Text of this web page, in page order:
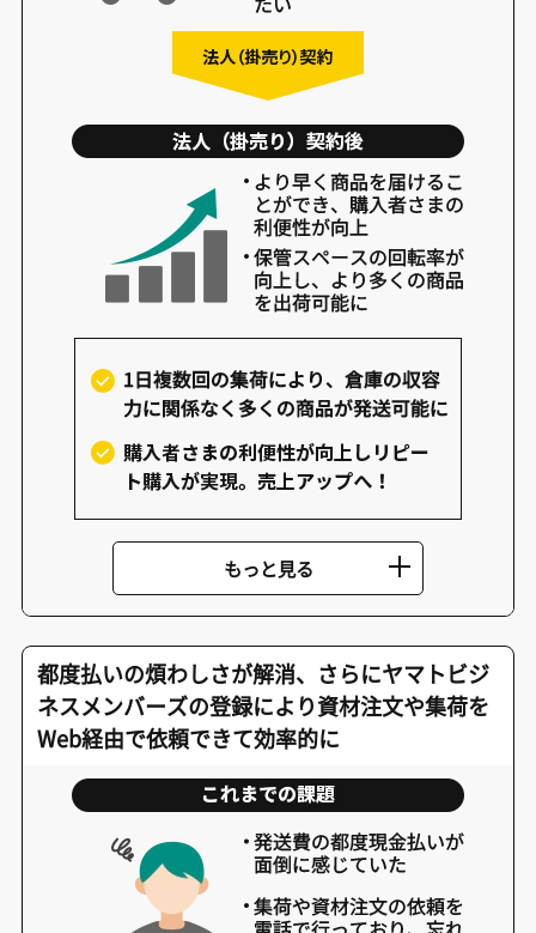
都度払いの煩わしさが解消、さらにヤマトビジ
ネスメンバーズの登録により資材注文や集荷を
Web経由で依頼できて効率的に